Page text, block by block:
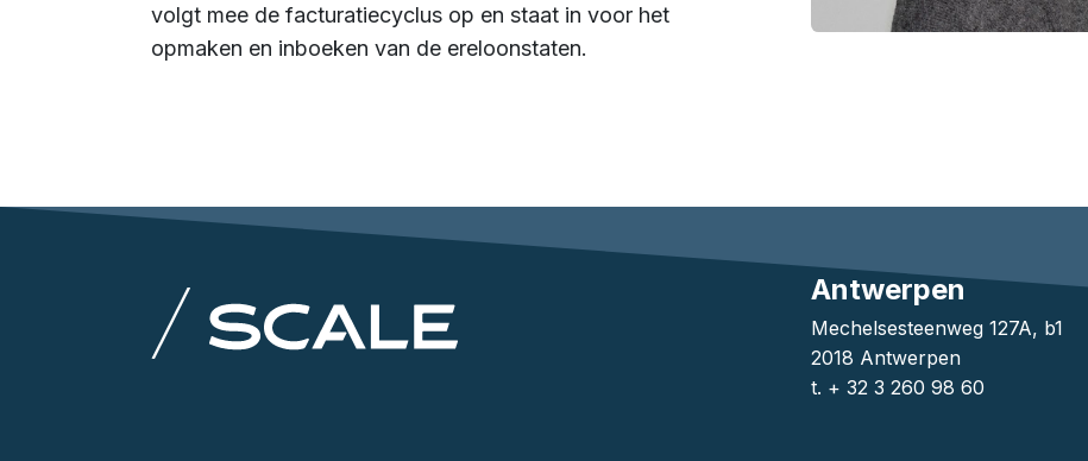
volgt mee de facturatiecyclus op en staat in voor het
opmaken en inboeken van de ereloonstaten.
Antwerpen
Mechelsesteenweg 127A, b1
2018 Antwerpen
t. + 32 3 260 98 60